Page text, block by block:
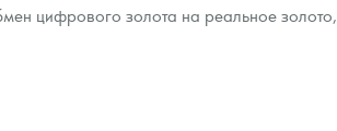
цифрового золота на реальное золото,